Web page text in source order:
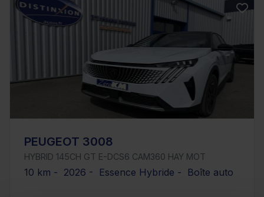
PEUGEOT 3008
HYBRID 145CH GT E-DCS6 CAM360 HAY MOT
10 km - 2026 - Essence Hybride - Boîte auto